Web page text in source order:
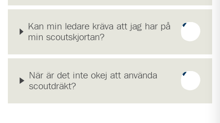
Kan min ledare kräva att jag har på
min scoutskjortan?
När är det inte okej att använda
scoutdräkt?